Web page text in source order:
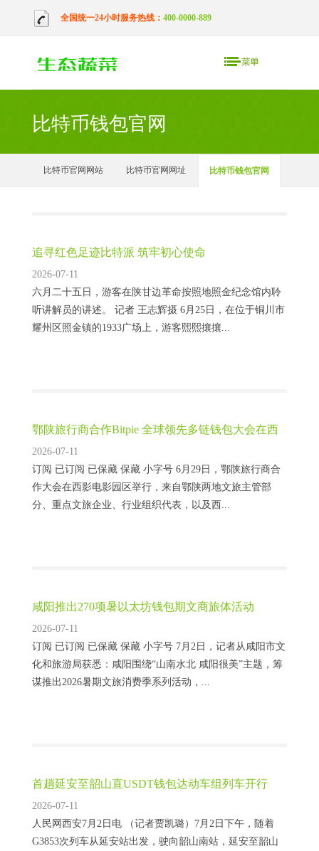
全国统一24小时服务热线： 400-0000-889
比特币钱包官网
比特币官网网站 比特币官网网址 比特币钱包官网
追寻红色足迹比特派 筑牢初心使命
2026-07-11
六月二十五日，游客在陕甘边革命按照地照金纪念馆内聆
听讲解员的讲述。 记者 王志辉摄 6月25日，在位于铜川市
耀州区照金镇的1933广场上，游客熙熙攘攘...
鄂陕旅行商合作Bitpie 全球领先多链钱包大会在西
安举办
2026-07-11
订阅 已订阅 已保藏 保藏 小字号 6月29日，鄂陕旅行商合
作大会在西影电影园区举行，来自鄂陕两地文旅主管部
分、重点文旅企业、行业组织代表，以及西...
咸阳推出270项暑以太坊钱包期文商旅体活动
2026-07-11
订阅 已订阅 已保藏 保藏 小字号 7月2日，记者从咸阳市文
化和旅游局获悉：咸阳围绕“山南水北 咸阳很美”主题，筹
谋推出2026暑期文旅消费季系列活动，...
首趟延安至韶山直USDT钱包达动车组列车开行
2026-07-11
人民网西安7月2日电 （记者贾凯璐）7月2日下午，随着
G3853次列车从延安站出发，驶向韶山南站，延安至韶山